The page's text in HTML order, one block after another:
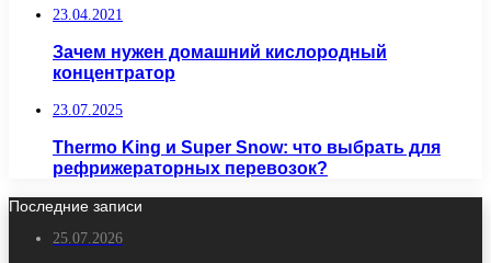
23.04.2021
Зачем нужен домашний кислородный
концентратор
23.07.2025
Thermo King и Super Snow: что выбрать для
рефрижераторных перевозок?
Последние записи
25.07.2026